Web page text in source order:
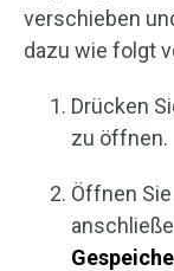
verschieben
dazu wie folgt
Drücken
zu öffnen.
Öffnen